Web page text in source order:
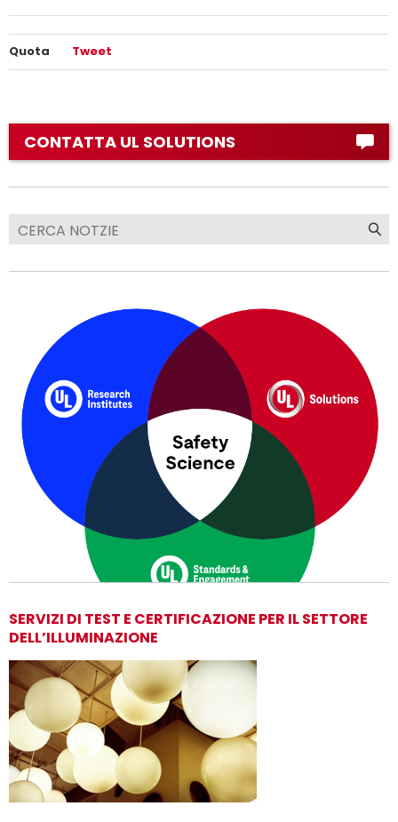
Quota Tweet
CONTATTA UL SOLUTIONS
Adesso siamo UL Solutions
Promuovere le scienze della sicurezza e permettere ai nostri
clienti di innovare con sicurezza.
Per saperne di più
SERVIZI DI TEST E CERTIFICAZIONE PER IL SETTORE
DELL’ILLUMINAZIONE